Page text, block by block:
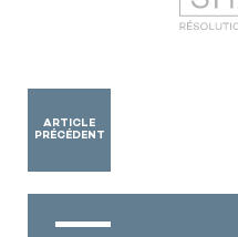
ARTICLE
PRÉCÉDENT